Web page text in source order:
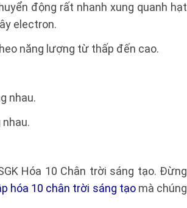
động rất nhanh xung quanh hạt
electron.
năng lượng từ thấp đến cao.
nhau.
Hóa 10 Chân trời sáng tạo. Đừng
hóa 10 chân trời sáng tạomà chúng